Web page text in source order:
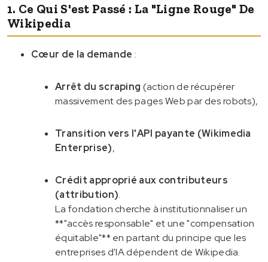
1. Ce Qui S'est Passé : La "ligne Rouge" De
Wikipedia
Cœur de la demande :
Arrêt du scraping (action de récupérer
massivement des pages Web par des robots),
Transition vers l'API payante (Wikimedia
Enterprise),
Crédit approprié aux contributeurs
(attribution).
La fondation cherche à institutionnaliser un
**"accès responsable" et une "compensation
équitable"** en partant du principe que les
entreprises d'IA dépendent de Wikipedia.